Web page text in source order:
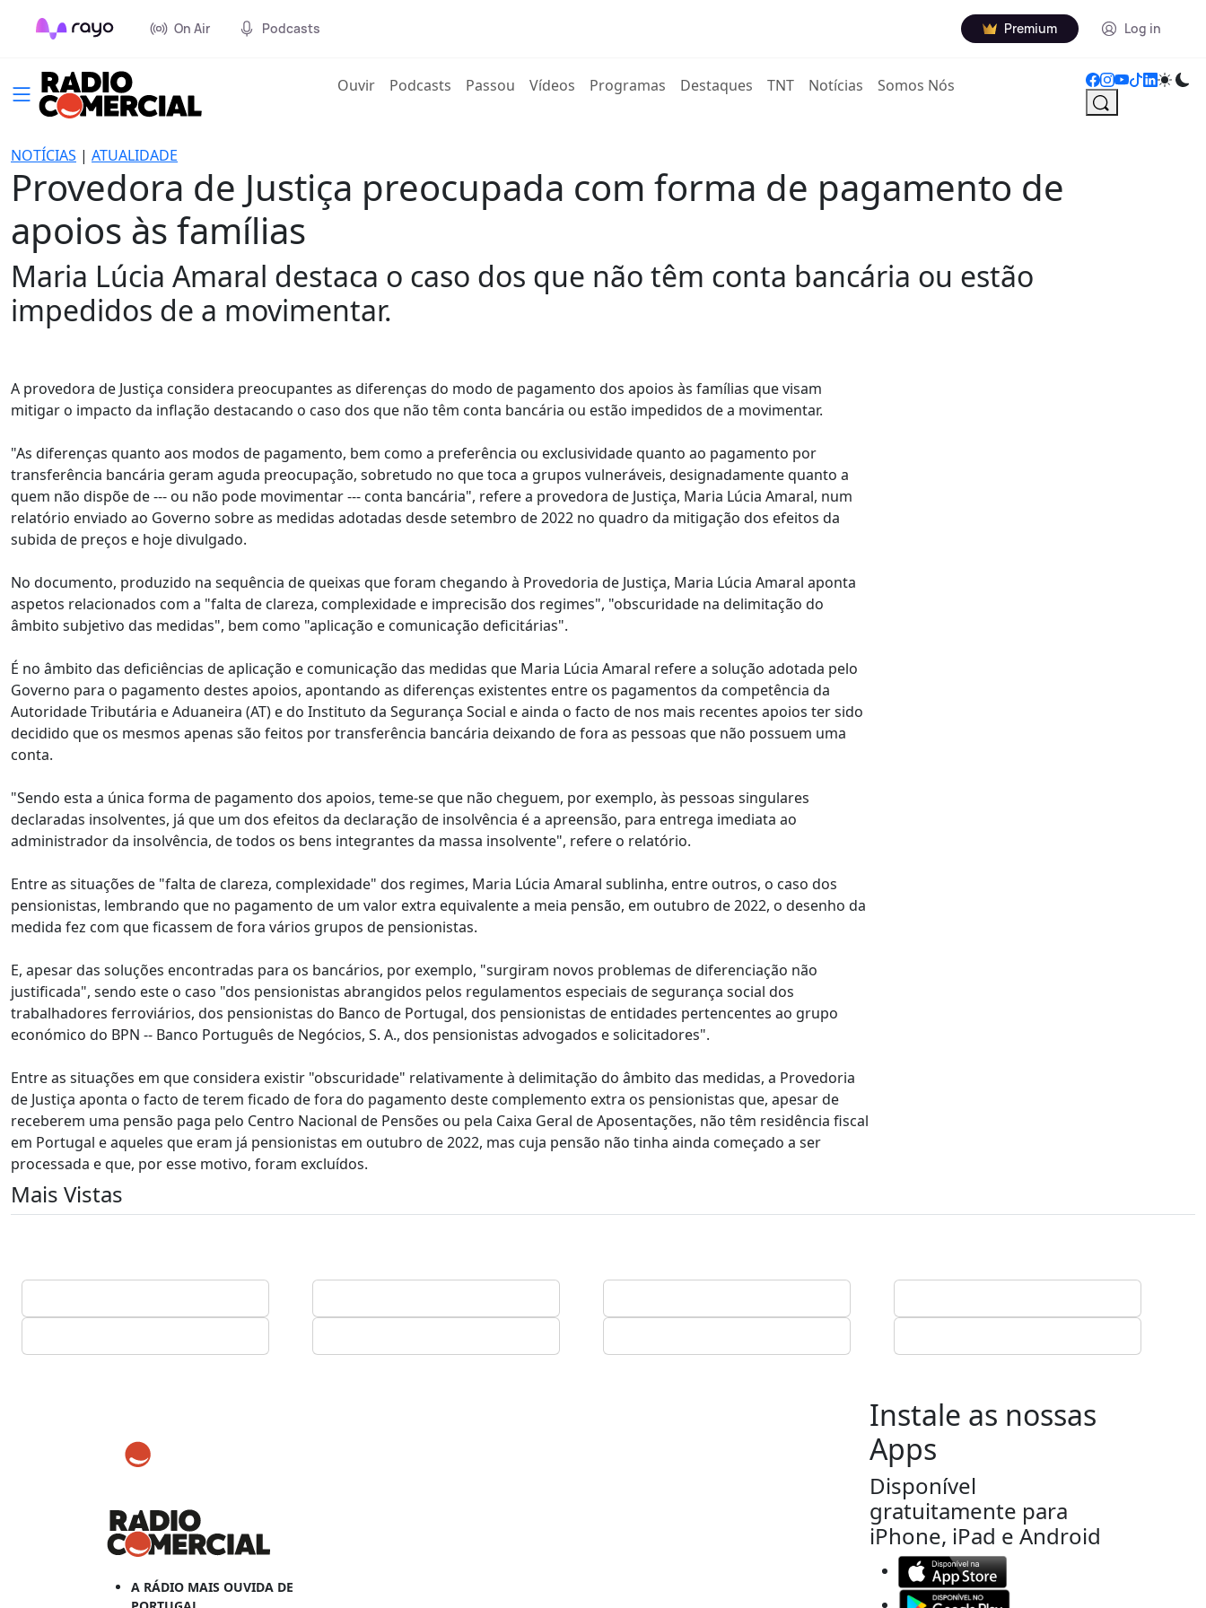
On Air Podcasts Premium Log in
Ouvir(current)
Podcasts Passou Vídeos Programas Destaques TNT Notícias Somos Nós
NOTÍCIAS | ATUALIDADE
Provedora de Justiça preocupada com forma de pagamento de
apoios às famílias
Maria Lúcia Amaral destaca o caso dos que não têm conta bancária ou estão
impedidos de a movimentar.
A provedora de Justiça considera preocupantes as diferenças do modo de pagamento dos apoios às famílias que visam
mitigar o impacto da inflação destacando o caso dos que não têm conta bancária ou estão impedidos de a movimentar.
"As diferenças quanto aos modos de pagamento, bem como a preferência ou exclusividade quanto ao pagamento por
transferência bancária geram aguda preocupação, sobretudo no que toca a grupos vulneráveis, designadamente quanto a
quem não dispõe de --- ou não pode movimentar --- conta bancária", refere a provedora de Justiça, Maria Lúcia Amaral, num
relatório enviado ao Governo sobre as medidas adotadas desde setembro de 2022 no quadro da mitigação dos efeitos da
subida de preços e hoje divulgado.
No documento, produzido na sequência de queixas que foram chegando à Provedoria de Justiça, Maria Lúcia Amaral aponta
aspetos relacionados com a "falta de clareza, complexidade e imprecisão dos regimes", "obscuridade na delimitação do
âmbito subjetivo das medidas", bem como "aplicação e comunicação deficitárias".
É no âmbito das deficiências de aplicação e comunicação das medidas que Maria Lúcia Amaral refere a solução adotada pelo
Governo para o pagamento destes apoios, apontando as diferenças existentes entre os pagamentos da competência da
Autoridade Tributária e Aduaneira (AT) e do Instituto da Segurança Social e ainda o facto de nos mais recentes apoios ter sido
decidido que os mesmos apenas são feitos por transferência bancária deixando de fora as pessoas que não possuem uma
conta.
"Sendo esta a única forma de pagamento dos apoios, teme-se que não cheguem, por exemplo, às pessoas singulares
declaradas insolventes, já que um dos efeitos da declaração de insolvência é a apreensão, para entrega imediata ao
administrador da insolvência, de todos os bens integrantes da massa insolvente", refere o relatório.
Entre as situações de "falta de clareza, complexidade" dos regimes, Maria Lúcia Amaral sublinha, entre outros, o caso dos
pensionistas, lembrando que no pagamento de um valor extra equivalente a meia pensão, em outubro de 2022, o desenho da
medida fez com que ficassem de fora vários grupos de pensionistas.
E, apesar das soluções encontradas para os bancários, por exemplo, "surgiram novos problemas de diferenciação não
justificada", sendo este o caso "dos pensionistas abrangidos pelos regulamentos especiais de segurança social dos
trabalhadores ferroviários, dos pensionistas do Banco de Portugal, dos pensionistas de entidades pertencentes ao grupo
económico do BPN -- Banco Português de Negócios, S. A., dos pensionistas advogados e solicitadores".
Entre as situações em que considera existir "obscuridade" relativamente à delimitação do âmbito das medidas, a Provedoria
de Justiça aponta o facto de terem ficado de fora do pagamento deste complemento extra os pensionistas que, apesar de
receberem uma pensão paga pelo Centro Nacional de Pensões ou pela Caixa Geral de Aposentações, não têm residência fiscal
em Portugal e aqueles que eram já pensionistas em outubro de 2022, mas cuja pensão não tinha ainda começado a ser
processada e que, por esse motivo, foram excluídos.
Mais Vistas
A RÁDIO MAIS OUVIDA DE
Instale as nossas
Apps
Disponível
gratuitamente para
iPhone, iPad e Android